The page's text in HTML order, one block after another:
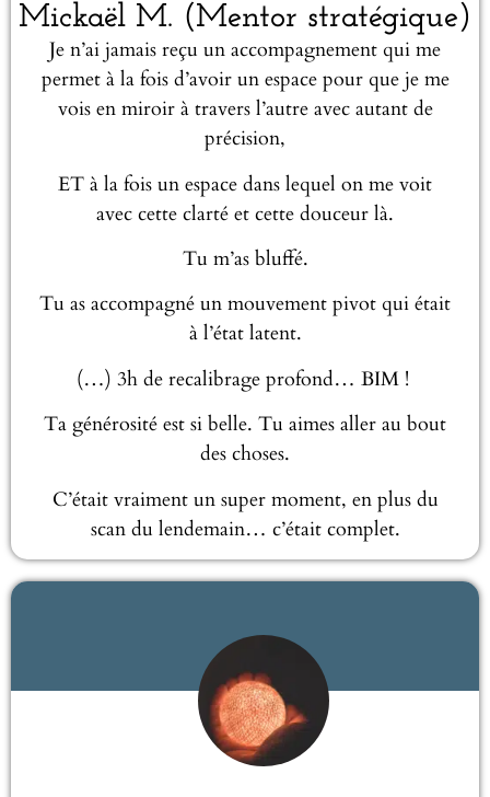
Mickaël M. (Mentor stratégique)
Je n’ai jamais reçu un accompagnement qui me
permet à la fois d’avoir un espace pour que je me
vois en miroir à travers l’autre avec autant de
précision,
ET à la fois un espace dans lequel on me voit
avec cette clarté et cette douceur là.
Tu m’as bluffé.
Tu as accompagné un mouvement pivot qui était
à l’état latent.
(…) 3h de recalibrage profond… BIM !
Ta générosité est si belle. Tu aimes aller au bout
des choses.
C’était vraiment un super moment, en plus du
scan du lendemain… c’était complet.